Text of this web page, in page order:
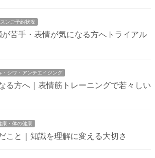
ンご予約状況
が苦手・表情が気になる方へトライアル
・シワ・アンチエイジング
る方へ｜表情筋トレーニングで若々しい
康・体の健康
こと｜知識を理解に変える大切さ